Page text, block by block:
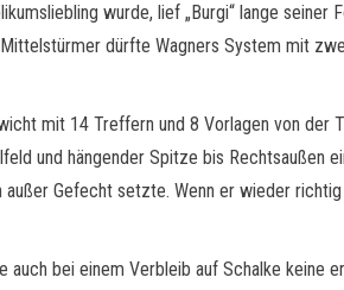
wurde, lief „Burgi“ lange seiner
dürfte Wagners System mit
mit 14 Treffern und 8 Vorlagen von der
und hängender Spitze bis Rechtsaußen
Gefecht setzte. Wenn er wieder
bei einem Verbleib auf Schalke keine